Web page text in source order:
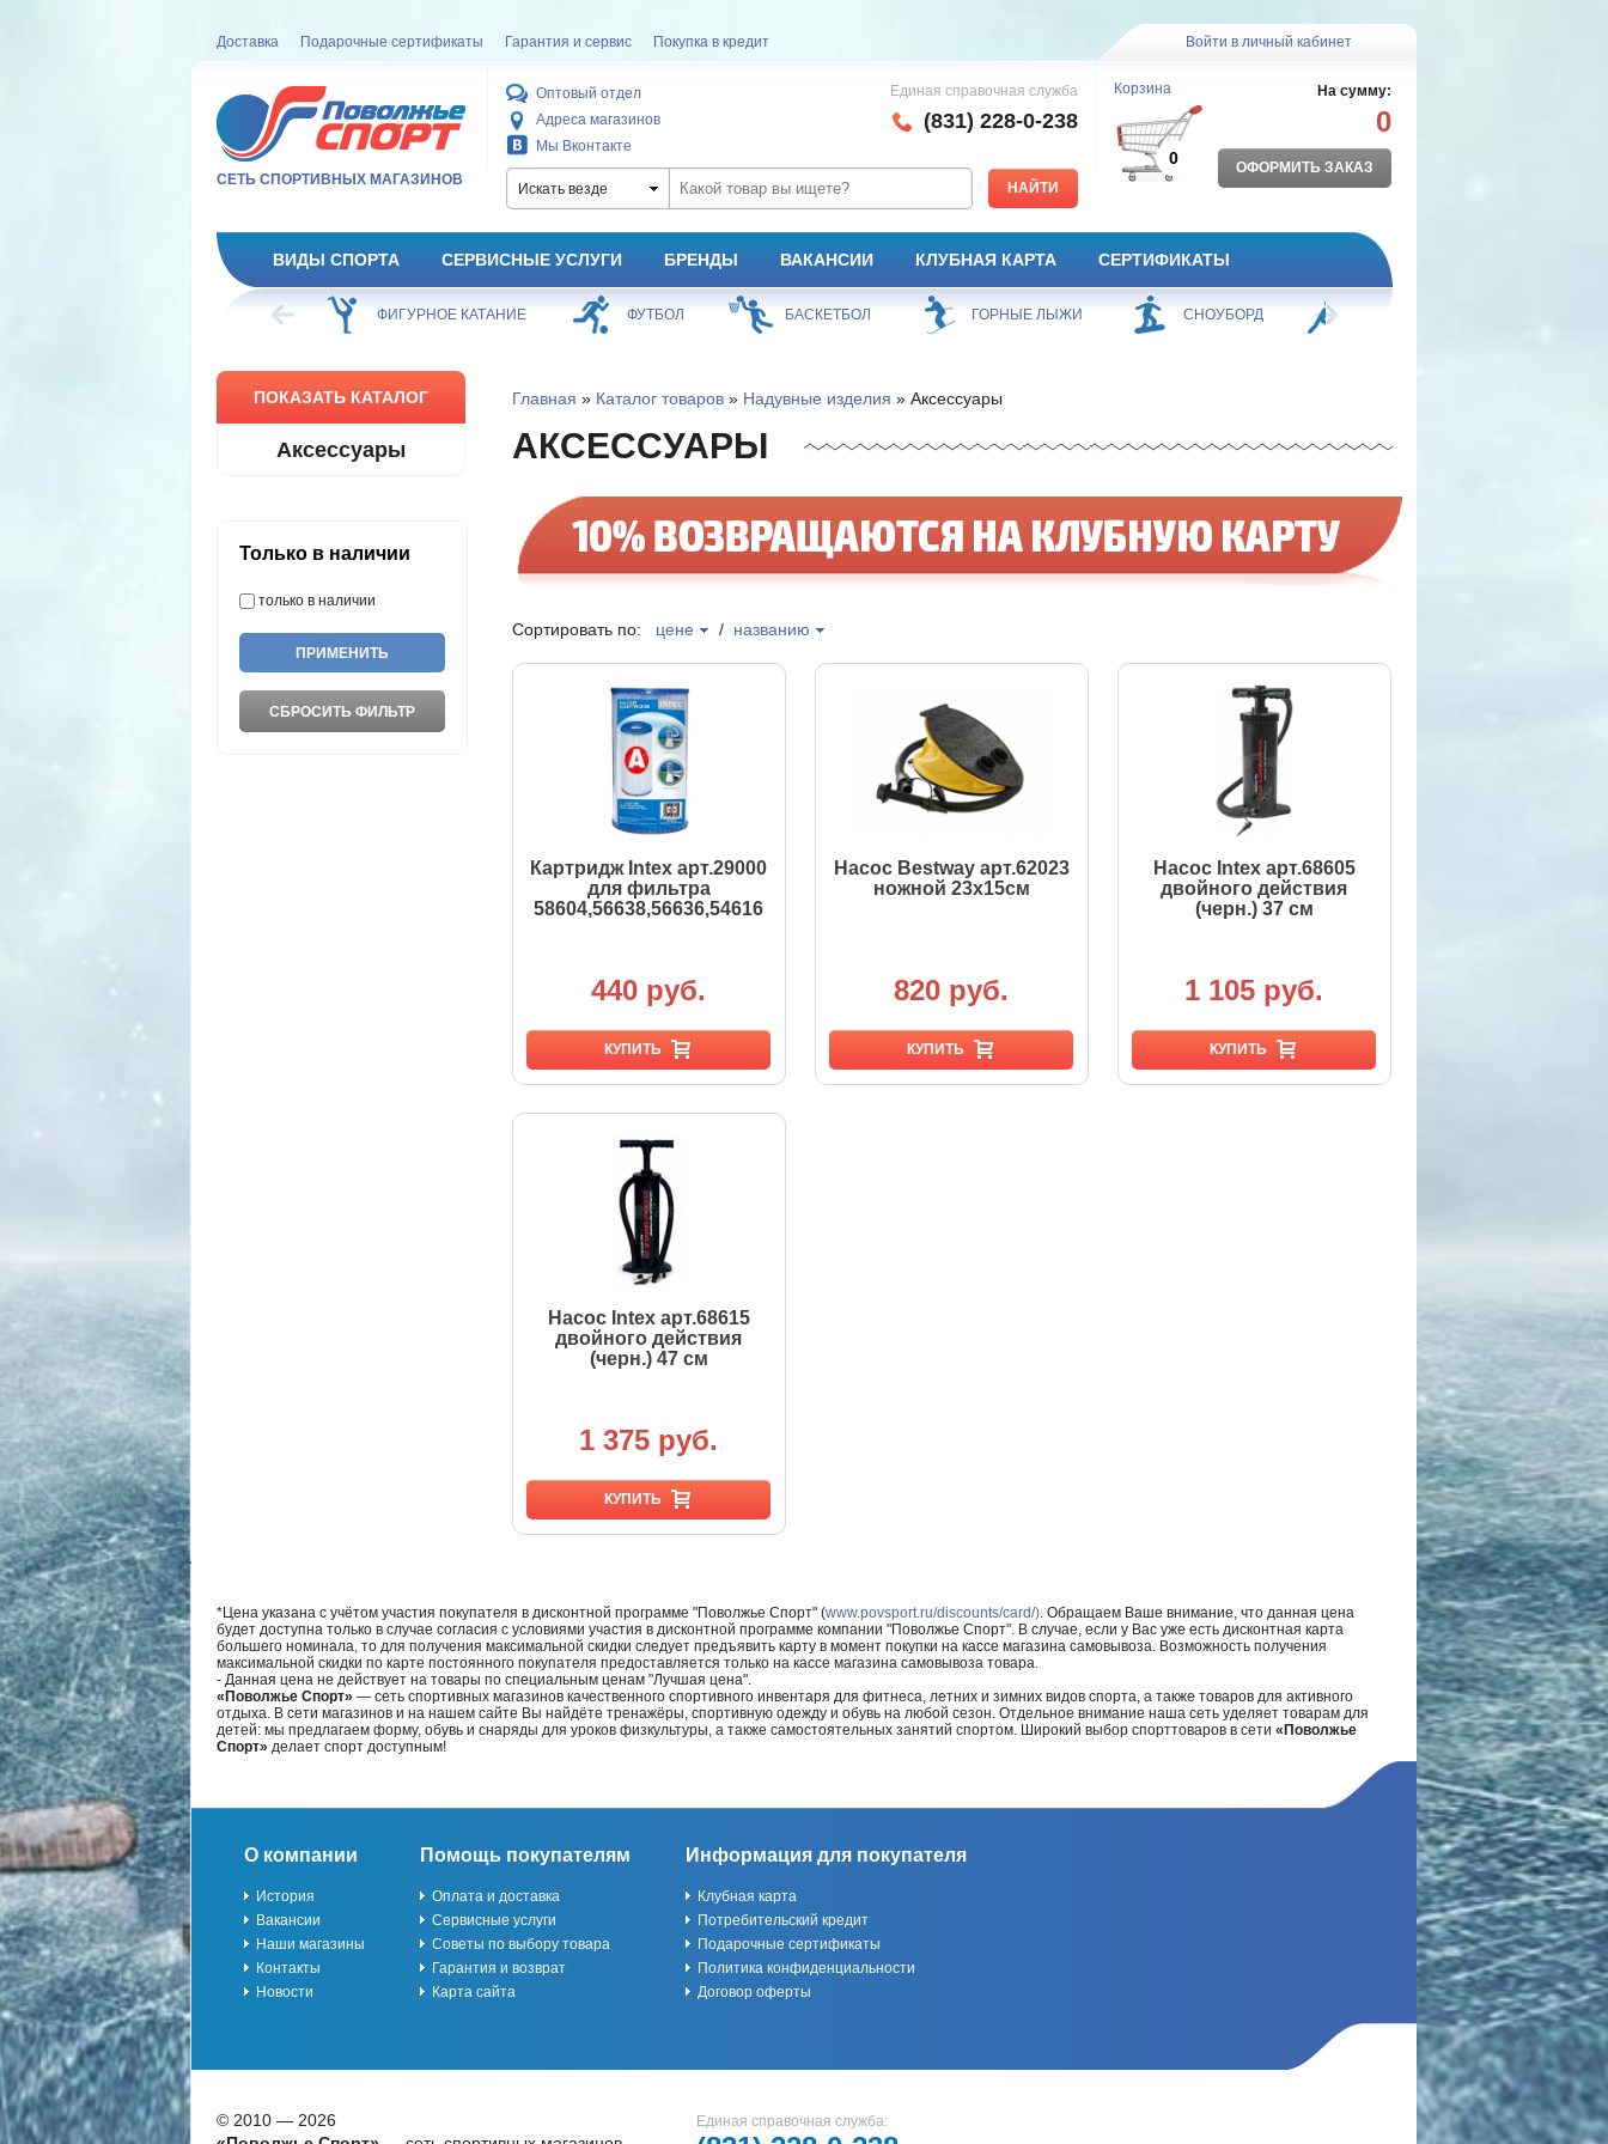
Доставка Подарочные сертификаты Гарантия и сервис Покупка в кредит Войти в личный кабинет
СЕТЬ СПОРТИВНЫХ МАГАЗИНОВ
Оптовый отдел
Адреса магазинов
Мы Вконтакте
Единая справочная служба
(831) 228-0-238
Искать везде
Корзина
0
На сумму:
0
ОФОРМИТЬ ЗАКАЗ
ВИДЫ СПОРТА СЕРВИСНЫЕ УСЛУГИ БРЕНДЫ ВАКАНСИИ КЛУБНАЯ КАРТА СЕРТИФИКАТЫ
ХОККЕЙ ФИГУРНОЕ КАТАНИЕ ФУТБОЛ БАСКЕТБОЛ ГОРНЫЕ ЛЫЖИ СНОУБОРД
ПОКАЗАТЬ КАТАЛОГ
Аксессуары
Только в наличии
только в наличии
Главная » Каталог товаров» Надувные изделия » Аксессуары
АКСЕССУАРЫ
Сортировать по: цене / названию
Картридж Intex арт.29000
для фильтра
58604,56638,56636,54616
440 руб.
КУПИТЬ
Насос Bestway арт.62023
ножной 23х15см
820 руб.
КУПИТЬ
Насос Intex арт.68605
двойного действия
(черн.) 37 см
1 105 руб.
КУПИТЬ
Насос Intex арт.68615
двойного действия
(черн.) 47 см
1 375 руб.
КУПИТЬ
*Цена указана с учётом участия покупателя в дисконтной программе "Поволжье Спорт" (www.povsport.ru/discounts/card/). Обращаем Ваше внимание, что данная цена
будет доступна только в случае согласия с условиями участия в дисконтной программе компании "Поволжье Спорт". В случае, если у Вас уже есть дисконтная карта
большего номинала, то для получения максимальной скидки следует предъявить карту в момент покупки на кассе магазина самовывоза. Возможность получения
максимальной скидки по карте постоянного покупателя предоставляется только на кассе магазина самовывоза товара.
- Данная цена не действует на товары по специальным ценам "Лучшая цена".
«Поволжье Спорт» — сеть спортивных магазинов качественного спортивного инвентаря для фитнеса, летних и зимних видов спорта, а также товаров для активного
отдыха. В сети магазинов и на нашем сайте Вы найдёте тренажёры, спортивную одежду и обувь на любой сезон. Отдельное внимание наша сеть уделяет товарам для
детей: мы предлагаем форму, обувь и снаряды для уроков физкультуры, а также самостоятельных занятий спортом. Широкий выбор спорттоваров в сети «Поволжье
Спорт» делает спорт доступным!
О компании
История
Вакансии
Наши магазины
Контакты
Новости
Помощь покупателям
Оплата и доставка
Сервисные услуги
Советы по выбору товара
Гарантия и возврат
Карта сайта
Информация для покупателя
Клубная карта
Потребительский кредит
Подарочные сертификаты
Политика конфиденциальности
Договор оферты
© 2010 — 2026
Единая справочная служба: